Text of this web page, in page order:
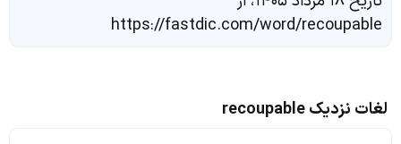
https://fastdic.com/word/recoupable
لغات نزدیک recoupable